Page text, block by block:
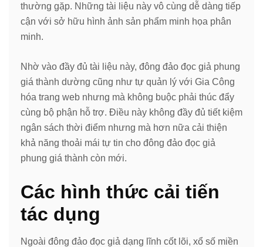
thường gặp. Những tài liệu này vô cùng dễ dàng tiếp
cận với sở hữu hình ảnh sản phẩm minh họa phân
minh.
Nhờ vào đầy đủ tài liệu này, đông đảo đọc giả phung
giá thành dường cũng như tự quản lý với Gia Công
hóa trang web nhưng mà không buộc phải thúc đẩy
cùng bộ phận hỗ trợ. Điều này không đầy đủ tiết kiệm
ngân sách thời điểm nhưng mà hơn nữa cải thiện
khả năng thoải mái tự tin cho đông đảo đọc giả
phung giá thành còn mới.
Các hình thức cải tiến
tác dụng
Ngoài đông đảo đọc giả dạng lĩnh cốt lõi, xổ số miền